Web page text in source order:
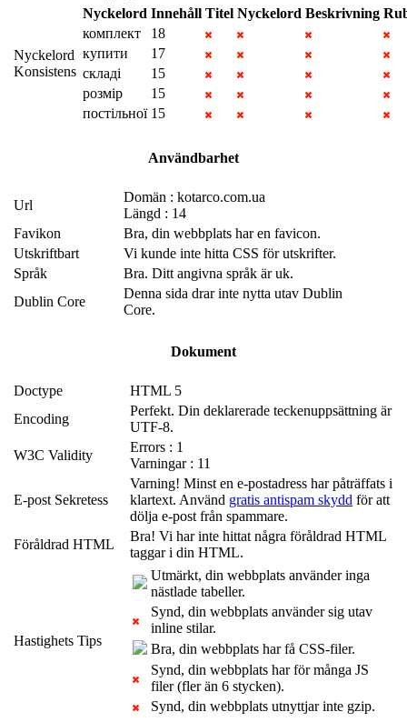
Nyckelord
Konsistens
Nyckelord Innehåll Titel Nyckelord Beskrivning
комплект
18
купити
17
складі
15
розмір
15
постільної 15
Användbarhet
Url
Domän : kotarco.com.ua
Längd : 14
Favikon
Bra, din webbplats har en favicon.
Utskriftbart
Vi kunde inte hitta CSS för utskrifter.
Språk
Bra. Ditt angivna språk är uk.
Dublin Core
Denna sida drar inte nytta utav Dublin
Core.
Dokument
Doctype
HTML 5
Encoding
Perfekt. Din deklarerade teckenuppsättning är
UTF-8.
W3C Validity
Errors : 1
Varningar : 11
E-post Sekretess
Varning! Minst en e-postadress har påträffats i
klartext. Använd gratis antispam skydd för att
dölja e-post från spammare.
Föråldrad HTML
Bra! Vi har inte hittat några föråldrad HTML
taggar i din HTML.
Hastighets Tips
Utmärkt, din webbplats använder inga
nästlade tabeller.
Synd, din webbplats använder sig utav
inline stilar.
Bra, din webbplats har få CSS-filer.
Synd, din webbplats har för många JS
filer (fler än 6 stycken).
Synd, din webbplats utnyttjar inte gzip.